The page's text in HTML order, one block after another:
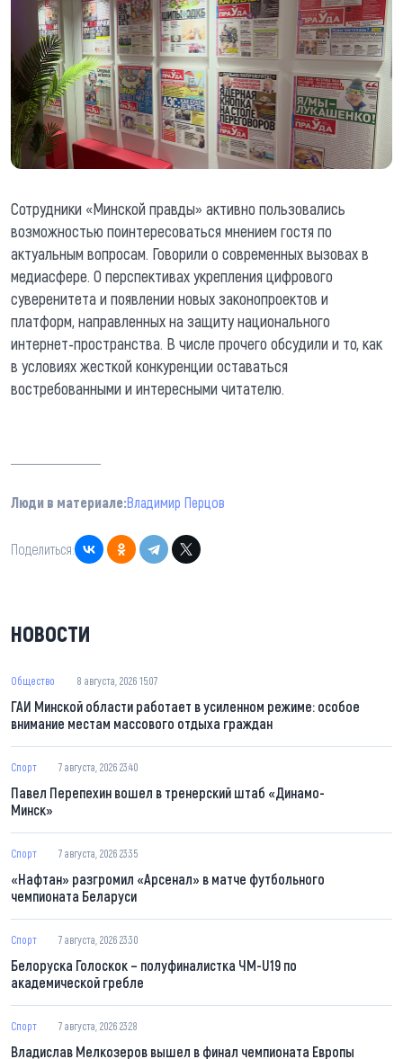
Сотрудники «Минской правды» активно пользовались
возможностью поинтересоваться мнением гостя по
актуальным вопросам. Говорили о современных вызовах в
медиасфере. О перспективах укрепления цифрового
суверенитета и появлении новых законопроектов и
платформ, направленных на защиту национального
интернет-пространства. В числе прочего обсудили и то, как
в условиях жесткой конкуренции оставаться
востребованными и интересными читателю.
Люди в материале:Владимир Перцов
Поделиться:
НОВОСТИ
Общество 8 августа, 2026 15:07
ГАИ Минской области работает в усиленном режиме: особое
внимание местам массового отдыха граждан
Спорт 7 августа, 2026 23:40
Павел Перепехин вошел в тренерский штаб «Динамо-
Минск»
Спорт 7 августа, 2026 23:35
«Нафтан» разгромил «Арсенал» в матче футбольного
чемпионата Беларуси
Спорт 7 августа, 2026 23:30
Белоруска Голоскок – полуфиналистка ЧМ-U19 по
академической гребле
Спорт 7 августа, 2026 23:28
Владислав Мелкозеров вышел в финал чемпионата Европы